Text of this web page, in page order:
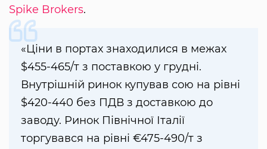
Spike Brokers.
«Ціни в портах знаходилися в межах
$455-465/т з поставкою у грудні.
Внутрішній ринок купував сою на рівні
$420-440 без ПДВ з доставкою до
заводу. Ринок Північної Італії
торгувався на рівні €475-490/т з